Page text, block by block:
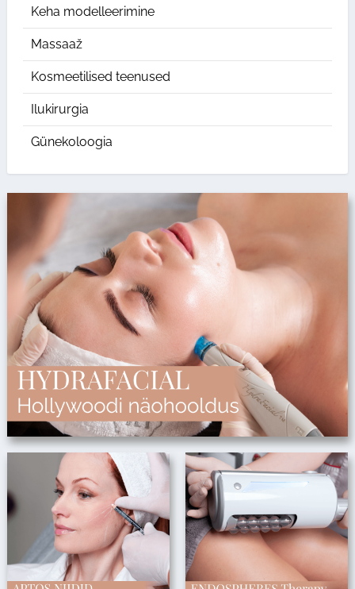
Keha modelleerimine
Massaaž
Kosmeetilised teenused
Ilukirurgia
Günekoloogia